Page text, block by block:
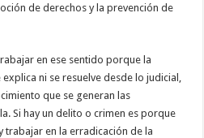
de derechos y la prevención de
en ese sentido porque la
ni se resuelve desde lo judicial,
que se generan las
Si hay un delito o crimen es porque
trabajar en la erradicación de la